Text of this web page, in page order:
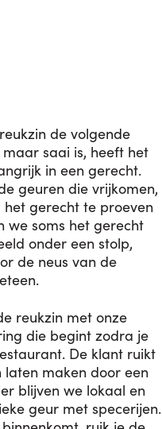
de volgende
saai is, heeft het
in een gerecht.
geuren die vrijkomen,
gerecht te proeven
we soms het gerecht
onder een stolp,
de neus van de
reukzin met onze
die begint zodra je
De klant ruikt
maken door een
blijven we lokaal en
geur met specerijen.